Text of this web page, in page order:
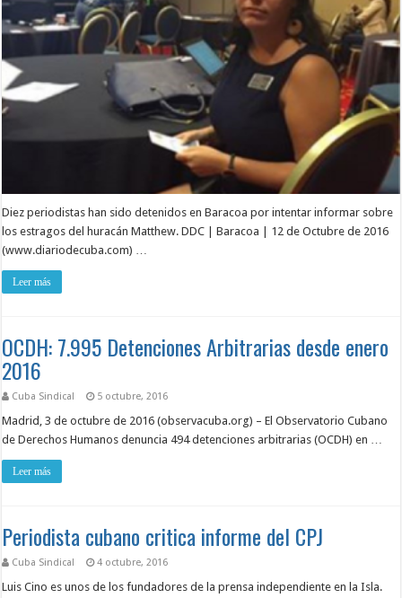
Diez periodistas han sido detenidos en Baracoa por intentar informar sobre
los estragos del huracán Matthew. DDC | Baracoa | 12 de Octubre de 2016
(www.diariodecuba.com) …
Leer más
OCDH: 7.995 Detenciones Arbitrarias desde enero
2016
Cuba Sindical 5 octubre, 2016
Madrid, 3 de octubre de 2016 (observacuba.org) – El Observatorio Cubano
de Derechos Humanos denuncia 494 detenciones arbitrarias (OCDH) en …
Leer más
Periodista cubano critica informe del CPJ
Cuba Sindical 4 octubre, 2016
Luis Cino es unos de los fundadores de la prensa independiente en la Isla.